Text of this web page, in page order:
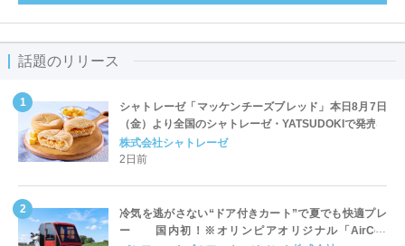
話題のリリース
シャトレーゼ「マッケンチーズブレッド」本日8月7日
（金）より全国のシャトレーゼ・YATSUDOKIで発売
株式会社シャトレーゼ
2日前
冷気を逃がさない“ドア付きカート”で夏でも快適プレ
ー 国内初！※オリンピアオリジナル「AirCon